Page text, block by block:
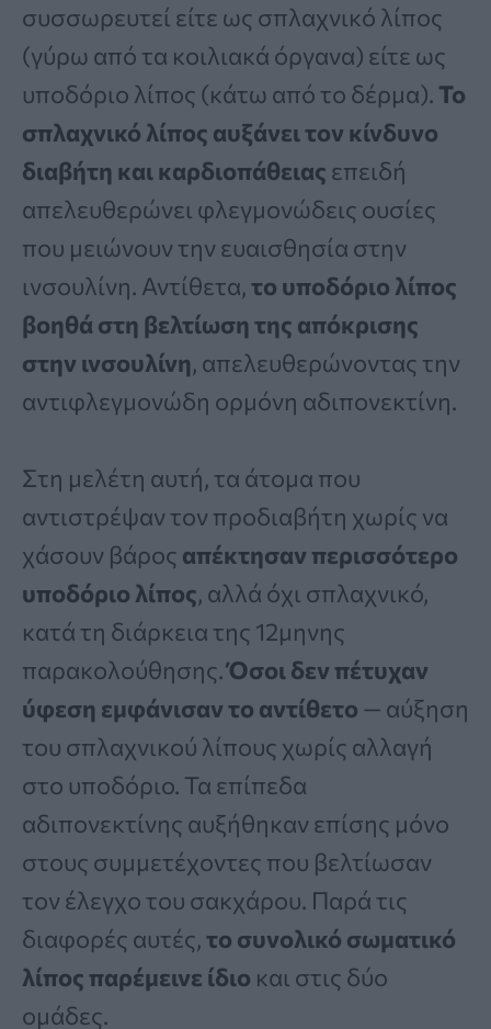
συσσωρευτεί είτε ως σπλαχνικό λίπος
(γύρω από τα κοιλιακά όργανα) είτε ως
υποδόριο λίπος (κάτω από το δέρμα). Το
σπλαχνικό λίπος αυξάνει τον κίνδυνο
διαβήτη και καρδιοπάθειας επειδή
απελευθερώνει φλεγμονώδεις ουσίες
που μειώνουν την ευαισθησία στην
ινσουλίνη. Αντίθετα,το υποδόριο λίπος
βοηθά στη βελτίωση της απόκρισης
στην ινσουλίνη, απελευθερώνοντας την
αντιφλεγμονώδη ορμόνη αδιπονεκτίνη.
Στη μελέτη αυτή, τα άτομα που
αντιστρέψαν τον προδιαβήτη χωρίς να
χάσουν βάρος απέκτησαν περισσότερο
υποδόριο λίπος, αλλά όχι σπλαχνικό,
κατά τη διάρκεια της 12μηνης
παρακολούθησης.Όσοι δεν πέτυχαν
ύφεση εμφάνισαν το αντίθετο — αύξηση
του σπλαχνικού λίπους χωρίς αλλαγή
στο υποδόριο. Τα επίπεδα
αδιπονεκτίνης αυξήθηκαν επίσης μόνο
στους συμμετέχοντες που βελτίωσαν
τον έλεγχο του σακχάρου. Παρά τις
διαφορές αυτές,το συνολικό σωματικό
λίπος παρέμεινε ίδιο και στις δύο
ομάδες.